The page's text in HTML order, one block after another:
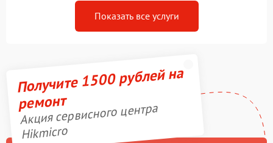
Показать все услуги
Получите 1500 рублей на
ремонт
Акция сервисного центра
Hikmicro